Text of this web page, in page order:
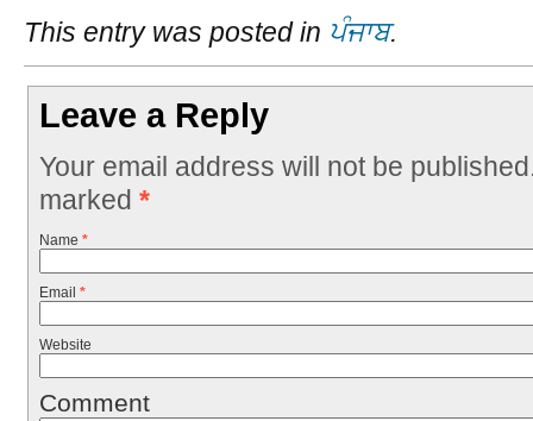
This entry was posted in ਪੰਜਾਬ.
Leave a Reply
Your email address will not be
marked *
Name *
Email *
Website
Comment